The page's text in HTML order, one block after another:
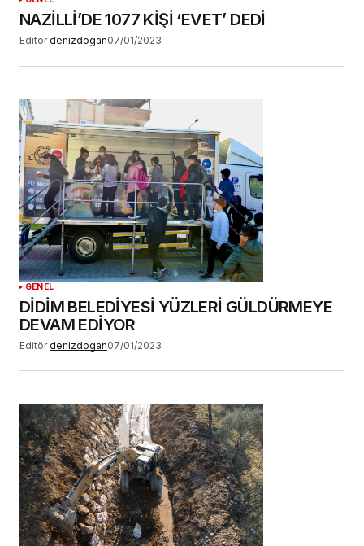
NAZİLLİ’DE 1077 KİŞİ ‘EVET’ DEDİ
Editör denizdogan07/01/2023
GENEL
DİDİM BELEDİYESİ YÜZLERİ GÜLDÜRMEYE
DEVAM EDİYOR
Editör denizdogan07/01/2023